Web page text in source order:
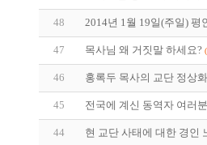
48 2014년 1월 19일(주일) 평
47 목사님 왜 거짓말 하세요?
46 홍록두 목사의 교단 정상
45 전국에 계신 동역자 여러
44 현 교단 사태에 대한 경인